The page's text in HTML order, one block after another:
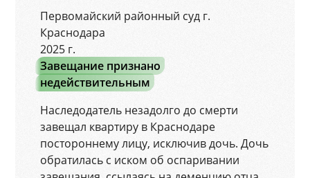
Первомайский районный суд г.
Краснодара
2025 г.
Завещание признано
недействительным
Наследодатель незадолго до смерти
завещал квартиру в Краснодаре
постороннему лицу, исключив дочь. Дочь
обратилась с иском об оспаривании